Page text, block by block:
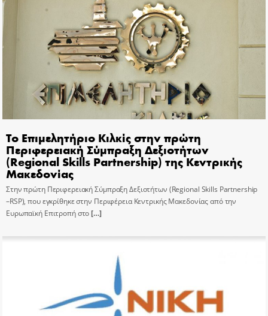
Το Επιμελητήριο Κιλκίς στην πρώτη
Περιφερειακή Σύμπραξη Δεξιοτήτων
(Regional Skills Partnership) της Κεντρικής
Μακεδονίας
Στην πρώτη Περιφερειακή Σύμπραξη Δεξιοτήτων (Regional Skills Partnership
–RSP), που εγκρίθηκε στην Περιφέρεια Κεντρικής Μακεδονίας από την
Ευρωπαϊκή Επιτροπή στο[…]